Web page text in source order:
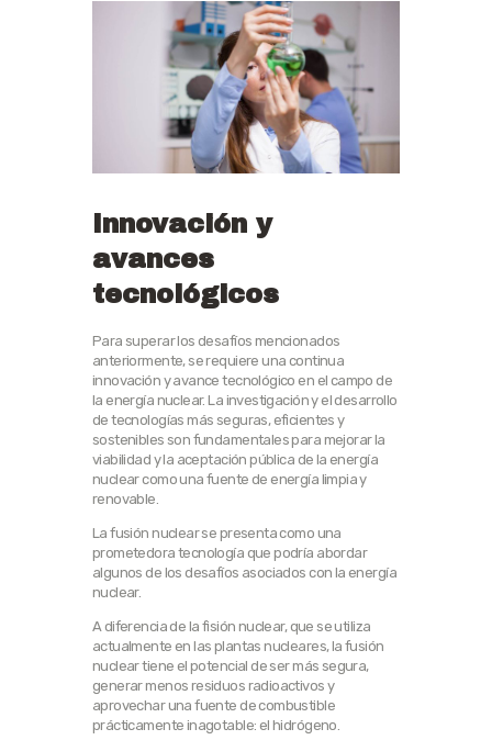
Innovación y
avances
tecnológicos
Para superar los desafíos mencionados
anteriormente, se requiere una continua
innovación y avance tecnológico en el campo de
la energía nuclear. La investigación y el desarrollo
de tecnologías más seguras, eficientes y
sostenibles son fundamentales para mejorar la
viabilidad y la aceptación pública de la energía
nuclear como una fuente de energía limpia y
renovable.
La fusión nuclear se presenta como una
prometedora tecnología que podría abordar
algunos de los desafíos asociados con la energía
nuclear.
A diferencia de la fisión nuclear, que se utiliza
actualmente en las plantas nucleares, la fusión
nuclear tiene el potencial de ser más segura,
generar menos residuos radioactivos y
aprovechar una fuente de combustible
prácticamente inagotable: el hidrógeno.